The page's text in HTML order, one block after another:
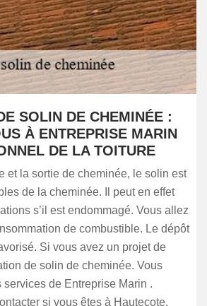
SOLIN DE CHEMINÉE :
À ENTREPRISE MARIN
DE LA TOITURE
et la sortie de cheminée, le solin est
de la cheminée. Il peut en effet
s’il est endommagé. Vous allez
de combustible. Le dépôt
Si vous avez un projet de
de solin de cheminée. Vous
de Entreprise Marin .
si vous êtes à Hautecote.